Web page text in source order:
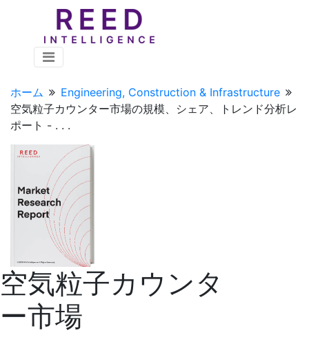
ホーム
Engineering, Construction & Infrastructure
空気粒子カウンター市場の規模、シェア、トレンド分析レ
ポート - . . .
空気粒子カウンタ
ー市場